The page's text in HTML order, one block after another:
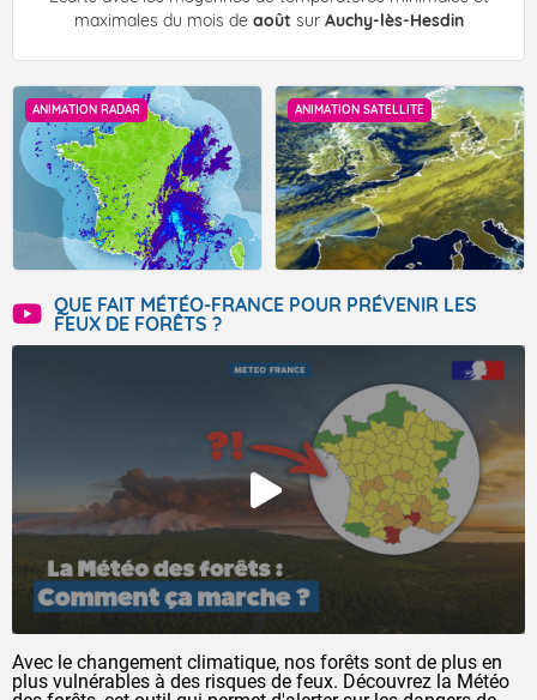
maximales du mois de août sur Auchy-lès-Hesdin
ANIMATION RADAR ANIMATION SATELLITE
QUE FAIT MÉTÉO-FRANCE POUR PRÉVENIR LES
FEUX DE FORÊTS ?
Avec le changement climatique, nos forêts sont de plus en
plus vulnérables à des risques de feux. Découvrez la Météo